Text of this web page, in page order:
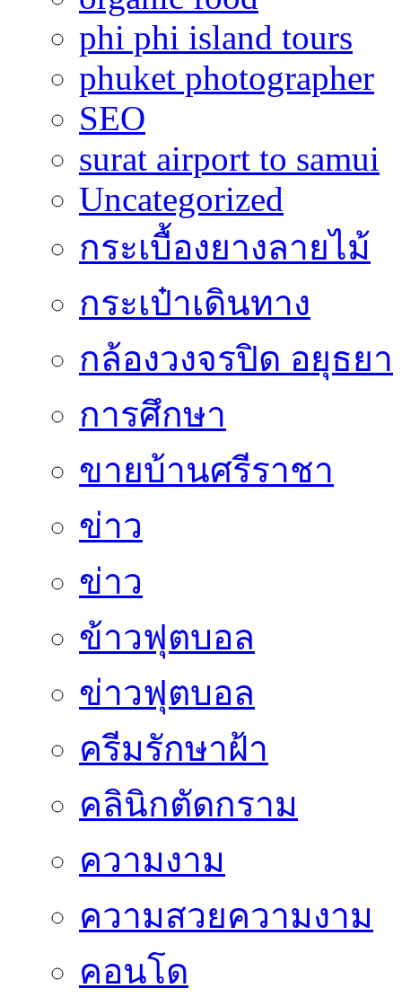
phi phi island tours
phuket photographer
SEO
surat airport to samui
Uncategorized
กระเบื้องยางลายไม้
กระเป๋าเดินทาง
กล้องวงจรปิด อยุธยา
การศึกษา
ขายบ้านศรีราชา
ข่าว
ข่าว
ข้าวฟุตบอล
ข่าวฟุตบอล
ครีมรักษาฝ้า
คลินิกตัดกราม
ความงาม
ความสวยความงาม
คอนโด